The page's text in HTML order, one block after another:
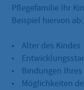
Pflegefamilie Ihr
Beispiel hiervon ab:
• Alter des Kindes
•
• Bindungen Ihres
• Möglichkeiten